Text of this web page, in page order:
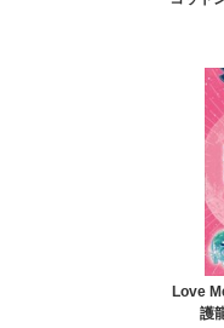
Love
護